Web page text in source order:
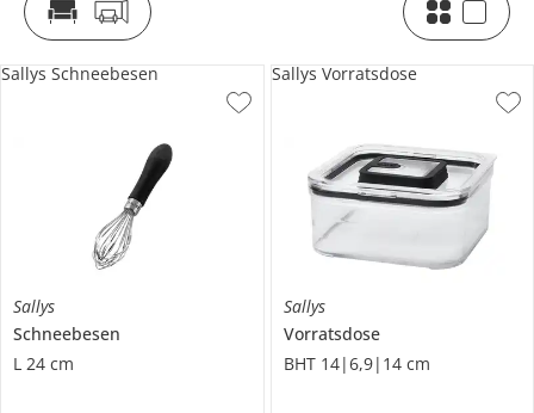
Sallys
Schneebesen
L 24 cm
Sallys Schneebesen
Sallys
Vorratsdose
BHT 14|6,9|14 cm
Sallys Vorratsdose